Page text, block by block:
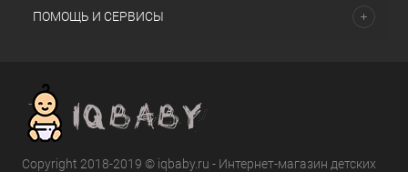
ПОМОЩЬ И СЕРВИСЫ
Copyright 2018-2019 © iqbaby.ru - Интернет-магазин детских